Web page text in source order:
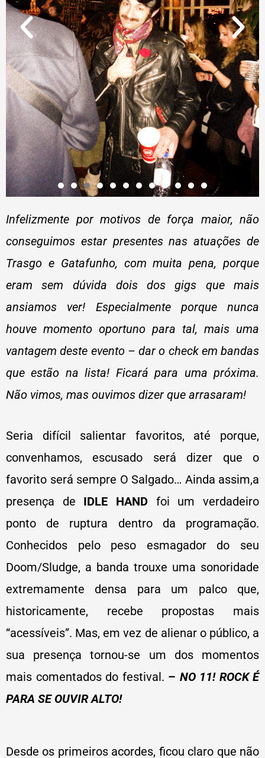
Infelizmente por motivos de força maior, não
conseguimos estar presentes nas atuações de
Trasgo e Gatafunho, com muita pena, porque
eram sem dúvida dois dos gigs que mais
ansiamos ver! Especialmente porque nunca
houve momento oportuno para tal, mais uma
vantagem deste evento – dar o check em bandas
que estão na lista! Ficará para uma próxima.
Não vimos, mas ouvimos dizer que arrasaram!
Seria difícil salientar favoritos, até porque,
convenhamos, escusado será dizer que o
favorito será sempre O Salgado… Ainda assim,a
presença de IDLE HAND foi um verdadeiro
ponto de ruptura dentro da programação.
Conhecidos pelo peso esmagador do seu
Doom/Sludge, a banda trouxe uma sonoridade
extremamente densa para um palco que,
historicamente, recebe propostas mais
“acessíveis”. Mas, em vez de alienar o público, a
sua presença tornou-se um dos momentos
mais comentados do festival. – NO 11! ROCK É
PARA SE OUVIR ALTO!
Desde os primeiros acordes, ficou claro que não